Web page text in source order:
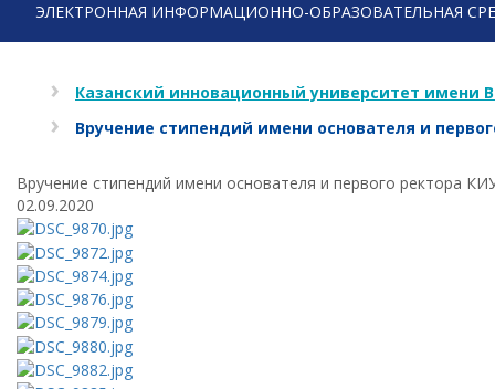
ЭЛЕКТРОННАЯ ИНФОРМАЦИОННО-ОБРАЗОВАТЕЛЬНАЯ
Казанский инновационный университет имени
Вручение стипендий имени основателя и
Вручение стипендий имени основателя и первого ректора
02.09.2020